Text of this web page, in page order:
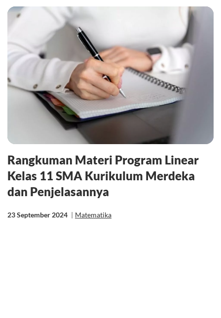
Rangkuman Materi Program Linear
Kelas 11 SMA Kurikulum Merdeka
dan Penjelasannya
23 September 2024 | Matematika